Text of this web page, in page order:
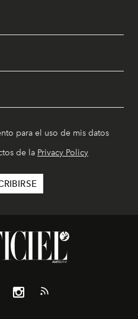
para el uso de mis datos
de la Privacy Policy